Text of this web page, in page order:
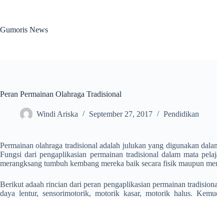
Gumoris News
Peran Permainan Olahraga Tradisional
Windi Ariska September 27, 2017 Pendidikan
Permainan olahraga tradisional adalah julukan yang digunakan
Fungsi dari pengaplikasian permainan tradisional dalam mata
merangksang tumbuh kembang mereka baik secara fisik maupun
Berikut adaah rincian dari peran pengaplikasian permainan
daya lentur, sensorimotorik, motorik kasar, motorik halus.